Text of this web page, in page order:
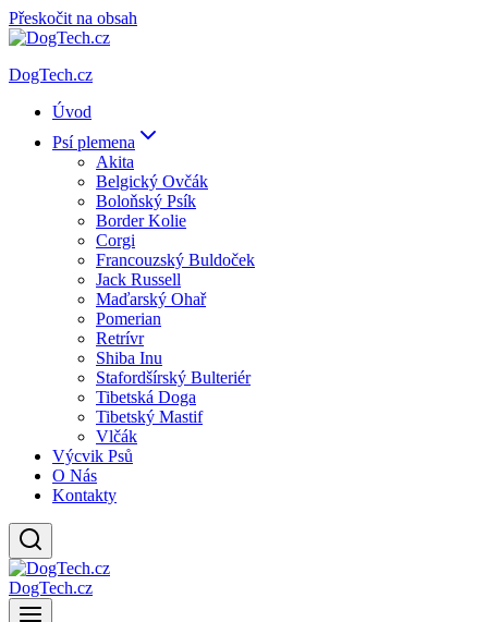
Přeskočit na obsah
DogTech.cz
Úvod
Psí plemena
Akita
Belgický Ovčák
Boloňský Psík
Border Kolie
Corgi
Francouzský Buldoček
Jack Russell
Maďarský Ohař
Pomerian
Retrívr
Shiba Inu
Stafordšírský Bulteriér
Tibetská Doga
Tibetský Mastif
Vlčák
Výcvik Psů
O Nás
Kontakty
DogTech.cz